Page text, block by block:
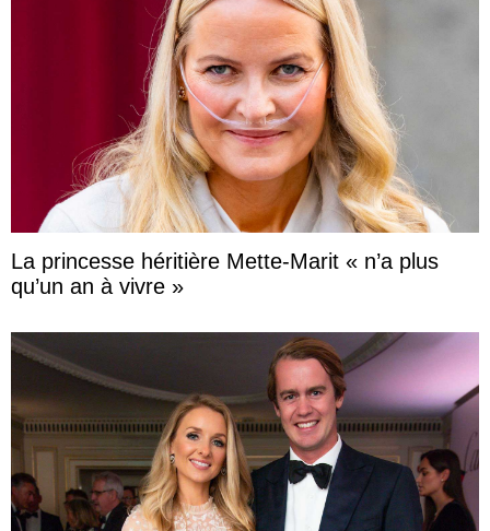
La princesse héritière Mette-Marit « n’a plus
qu’un an à vivre »